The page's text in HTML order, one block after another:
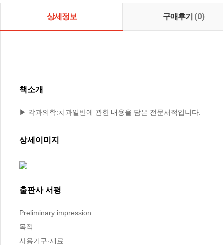
상세정보 구매후기 (0)
책소개
▶ 각과의학:치과일반에 관한 내용을 담은 전문서적입니다.
상세이미지
출판사 서평
Preliminary impression
목적
사용기구·재료